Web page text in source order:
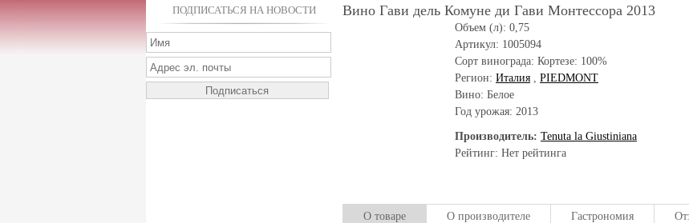
ПОДПИСАТЬСЯ НА НОВОСТИ Вино Гави дель Комуне ди Гави Монтессора 2013
Объем (л): 0,75
Артикул: 1005094
Сорт винограда: Кортезе: 100%
Регион: Италия , PIEDMONT
Вино: Белое
Год урожая: 2013
Производитель: Tenuta la Giustiniana
Рейтинг: Нет рейтинга
О товаре О производителе Гастрономия